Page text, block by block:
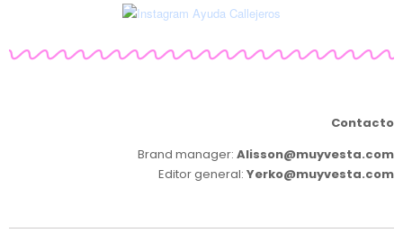
Contacto
Brand manager: Alisson@muyvesta.com
Editor general: Yerko@muyvesta.com